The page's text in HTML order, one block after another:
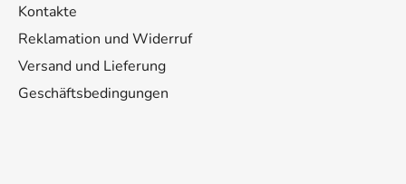
Kontakte
Reklamation und Widerruf
Versand und Lieferung
Geschäftsbedingungen